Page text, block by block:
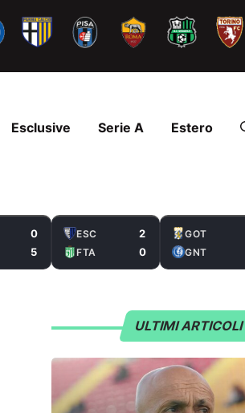
Esclusive Serie A Estero
0
5
ESC 2
FTA 0
GOT
GNT
ULTIMI ARTICOLI